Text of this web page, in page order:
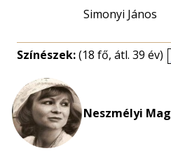
Simonyi János
Színészek:(18 fő, átl. 39 év)
Neszmélyi